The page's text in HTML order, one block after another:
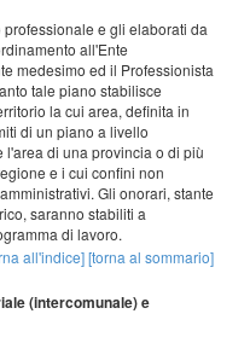
e gli elaborati da
all'Ente
medesimo ed il Professionista
tale piano stabilisce
la cui area, definita in
di un piano a livello
di una provincia o di più
e i cui confini non
Gli onorari, stante
saranno stabiliti a
di lavoro.
all'indice][torna al sommario]
(intercomunale) e